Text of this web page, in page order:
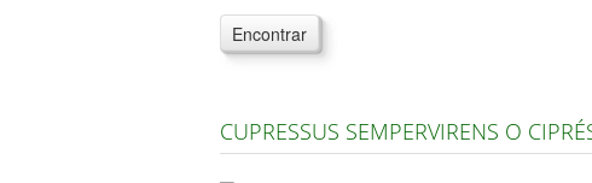
Encontrar
CUPRESSUS SEMPERVIRENS O